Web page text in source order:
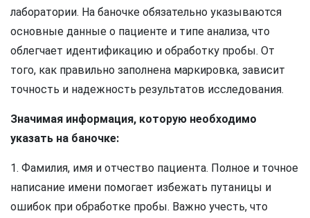
лаборатории. На баночке обязательно указываются
основные данные о пациенте и типе анализа, что
облегчает идентификацию и обработку пробы. От
того, как правильно заполнена маркировка, зависит
точность и надежность результатов исследования.
Значимая информация, которую необходимо
указать на баночке:
1. Фамилия, имя и отчество пациента. Полное и точное
написание имени помогает избежать путаницы и
ошибок при обработке пробы. Важно учесть, что